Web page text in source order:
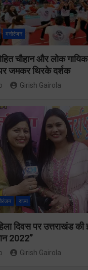
मनोरंजन
चौहान और लोक
पर जमकर थिरके दर्शक
Girish Gairola
राज्य
दिवस पर उत्तराखंड
2022”
Girish Gairola